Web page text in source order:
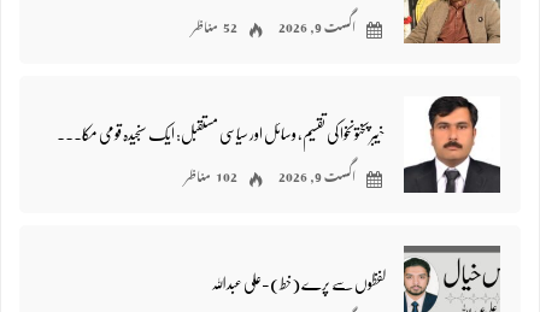
اگست 9, 2026 52 مناظر
اگست 9, 2026 102 مناظر
لفظوں سے پرے (خط)-علی عبداللہ